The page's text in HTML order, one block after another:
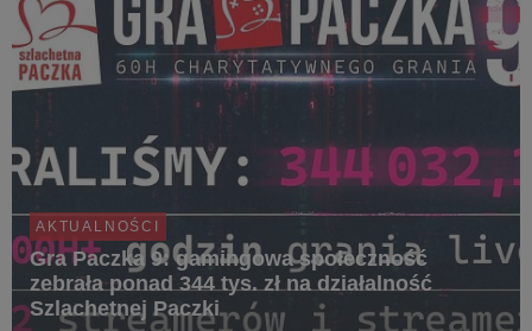
AKTUALNOŚCI
Gra Paczka 9: gamingowa społeczność
zebrała ponad 344 tys. zł na działalność
Szlachetnej Paczki